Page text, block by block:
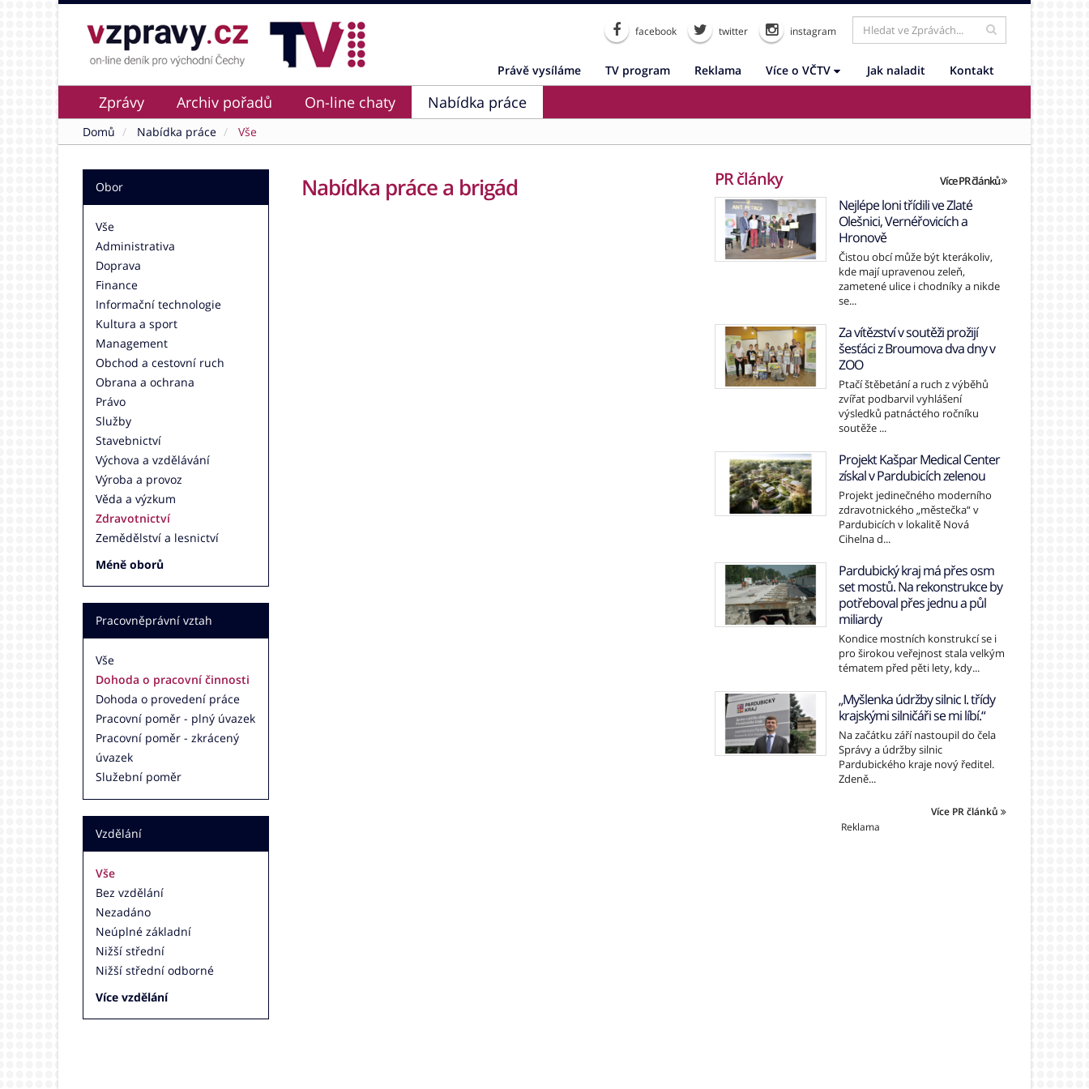
facebook twitter instagram
Právě vysíláme TV program Reklama Více o VČTV Jak naladit Kontakt
Zprávy Archiv pořadů On-line chaty Nabídka práce
Domů Nabídka práce Vše
Obor
Vše
Administrativa
Doprava
Finance
Informační technologie
Kultura a sport
Management
Obchod a cestovní ruch
Obrana a ochrana
Právo
Služby
Stavebnictví
Výchova a vzdělávání
Výroba a provoz
Věda a výzkum
Zdravotnictví
Zemědělství a lesnictví
Méně oborů
Pracovněprávní vztah
Vše
Dohoda o pracovní činnosti
Dohoda o provedení práce
Pracovní poměr - plný úvazek
Pracovní poměr - zkrácený
úvazek
Služební poměr
Vzdělání
Vše
Bez vzdělání
Nezadáno
Neúplné základní
Nižší střední
Nižší střední odborné
Více vzdělání
Nabídka práce a brigád PR články Více PR článků
Nejlépe loni třídili ve Zlaté
Olešnici, Vernéřovicích a
Hronově
Čistou obcí může být kterákoliv,
kde mají upravenou zeleň,
zametené ulice i chodníky a nikde
se...
Za vítězství v soutěži prožijí
šesťáci z Broumova dva dny v
ZOO
Ptačí štěbetání a ruch z výběhů
zvířat podbarvil vyhlášení
výsledků patnáctého ročníku
soutěže ...
Projekt Kašpar Medical Center
získal v Pardubicích zelenou
Projekt jedinečného moderního
zdravotnického „městečka“ v
Pardubicích v lokalitě Nová
Cihelna d...
Pardubický kraj má přes osm
set mostů. Na rekonstrukce by
potřeboval přes jednu a půl
miliardy
Kondice mostních konstrukcí se i
pro širokou veřejnost stala velkým
tématem před pěti lety, kdy...
„Myšlenka údržby silnic I. třídy
krajskými silničáři se mi líbí.“
Na začátku září nastoupil do čela
Správy a údržby silnic
Pardubického kraje nový ředitel.
Zdeně...
Více PR článků
Reklama